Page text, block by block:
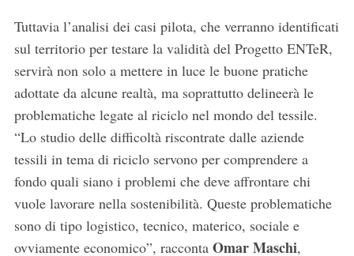
Tuttavia l’analisi dei casi pilota, che verranno identificati
sul territorio per testare la validità del Progetto ENTeR,
servirà non solo a mettere in luce le buone pratiche
adottate da alcune realtà, ma soprattutto delineerà le
problematiche legate al riciclo nel mondo del tessile.
“Lo studio delle difficoltà riscontrate dalle aziende
tessili in tema di riciclo servono per comprendere a
fondo quali siano i problemi che deve affrontare chi
vuole lavorare nella sostenibilità. Queste problematiche
sono di tipo logistico, tecnico, materico, sociale e
ovviamente economico”, racconta Omar Maschi,
e
a
r
f
o